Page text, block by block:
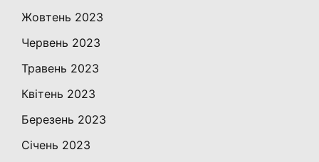
Жовтень 2023
Червень 2023
Травень 2023
Квітень 2023
Березень 2023
Січень 2023